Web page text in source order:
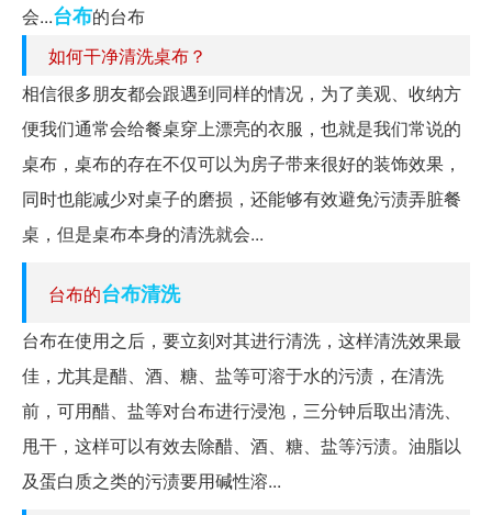
会...台布的台布
如何干净清洗桌布？
相信很多朋友都会跟遇到同样的情况，为了美观、收纳方
便我们通常会给餐桌穿上漂亮的衣服，也就是我们常说的
桌布，桌布的存在不仅可以为房子带来很好的装饰效果，
同时也能减少对桌子的磨损，还能够有效避免污渍弄脏餐
桌，但是桌布本身的清洗就会...
台布的台布清洗
台布在使用之后，要立刻对其进行清洗，这样清洗效果最
佳，尤其是醋、酒、糖、盐等可溶于水的污渍，在清洗
前，可用醋、盐等对台布进行浸泡，三分钟后取出清洗、
甩干，这样可以有效去除醋、酒、糖、盐等污渍。油脂以
及蛋白质之类的污渍要用碱性溶...